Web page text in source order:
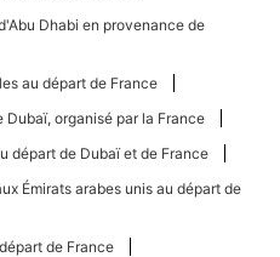
Dhabi en provenance de
au départ de France
Dubaï, organisé par la France
départ de Dubaï et de France
Émirats arabes unis au départ de
de France